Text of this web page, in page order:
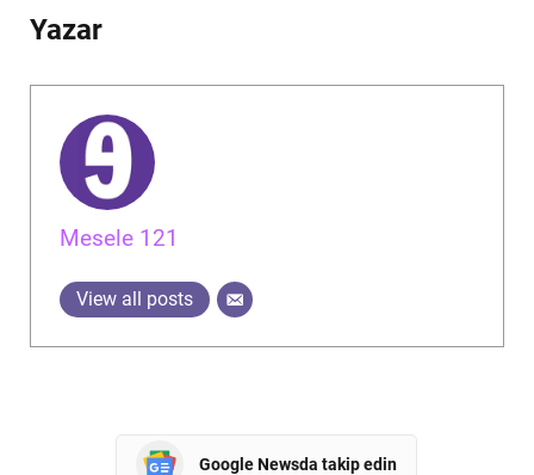
Yazar
Mesele 121
View all posts
Google Newsda takip edin